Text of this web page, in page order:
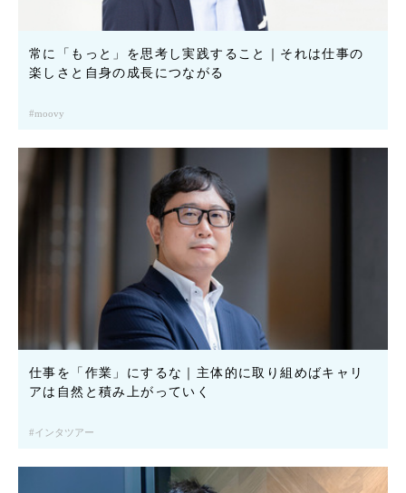
常に「もっと」を思考し実践すること｜それは仕事の
楽しさと自身の成長につながる
moovy
仕事を「作業」にするな｜主体的に取り組めばキャリ
アは自然と積み上がっていく
インタツアー